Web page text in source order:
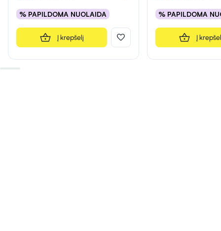
% PAPILDOMA NUOLAIDA
Į krepšelį
% PAPILDOMA
Į